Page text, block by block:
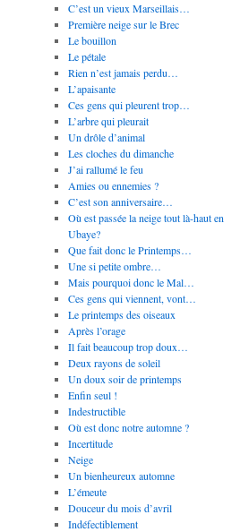
C’est un vieux Marseillais…
Première neige sur le Brec
Le bouillon
Le pétale
Rien n’est jamais perdu…
L’apaisante
Ces gens qui pleurent trop…
L’arbre qui pleurait
Un drôle d’animal
Les cloches du dimanche
J’ai rallumé le feu
Amies ou ennemies ?
C’est son anniversaire…
Où est passée la neige tout là-haut en
Ubaye?
Que fait donc le Printemps…
Une si petite ombre…
Mais pourquoi donc le Mal…
Ces gens qui viennent, vont…
Le printemps des oiseaux
Après l’orage
Il fait beaucoup trop doux…
Deux rayons de soleil
Un doux soir de printemps
Enfin seul !
Indestructible
Où est donc notre automne ?
Incertitude
Neige
Un bienheureux automne
L’émeute
Douceur du mois d’avril
Indéfectiblement